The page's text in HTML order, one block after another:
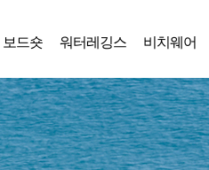
보드숏 워터레깅스 비치웨어